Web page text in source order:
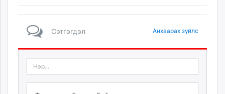
Сэтгэгдэл Анхаарах зүйлс